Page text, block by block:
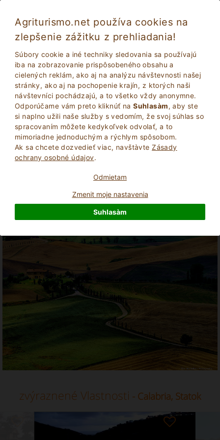
Agriturismo.net používa cookies na
zlepšenie zážitku z prehliadania!
Súbory cookie a iné techniky sledovania sa používajú
iba na zobrazovanie prispôsobeného obsahu a
cielených reklám, ako aj na analýzu návštevnosti našej
stránky, ako aj na pochopenie krajín, z ktorých naši
návštevníci pochádzajú, a to všetko vždy anonymne.
Odporúčame vám preto kliknúť naSuhlasàm, aby ste
si naplno užili naše služby s vedomím, že svoj súhlas so
spracovaním môžete kedykoľvek odvolať, a to
mimoriadne jednoduchým a rýchlym spôsobom.
Ak sa chcete dozvedieť viac, navštà­vteZásady
ochrany osobné údajov.
Odmietam
Zmenit moje nastavenia
Suhlasàm
2Dospelí
0Deti VYHĽADAŤ
Calabria
Statok v lokalite Calabria
zvýraznené Vlastnosti - Calabria, Statok